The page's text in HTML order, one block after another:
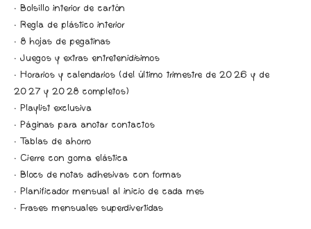
· Bolsillo interior de cartón
· Regla de plástico interior
· 8 hojas de pegatinas
· Juegos y extras entretenidísimos
· Horarios y calendarios (del último trimestre de 2026 y de
2027 y 2028 completos)
· Playlist exclusiva
· Páginas para anotar contactos
· Tablas de ahorro
· Cierre con goma elástica
· Blocs de notas adhesivas con formas
· Planificador mensual al inicio de cada mes
· Frases mensuales superdivertidas